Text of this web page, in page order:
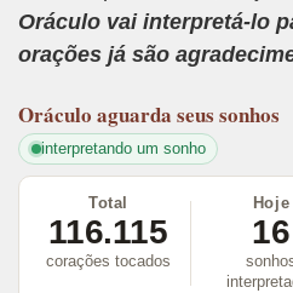
Oráculo vai interpretá-lo
orações já são
Oráculo aguarda seus sonhos
interpretando um sonho
Total
116.115
corações tocados
Hoje
16